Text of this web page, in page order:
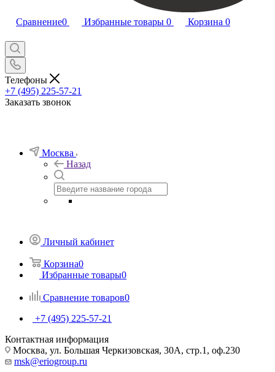
Сравнение0 Избранные товары 0 Корзина 0
Телефоны
+7 (495) 225-57-21
Заказать звонок
Москва
Назад
Личный кабинет
Корзина0
Избранные товары0
Сравнение товаров0
+7 (495) 225-57-21
Контактная информация
Москва, ул. Большая Черкизовская, 30А, стр.1, оф.230
msk@eriogroup.ru